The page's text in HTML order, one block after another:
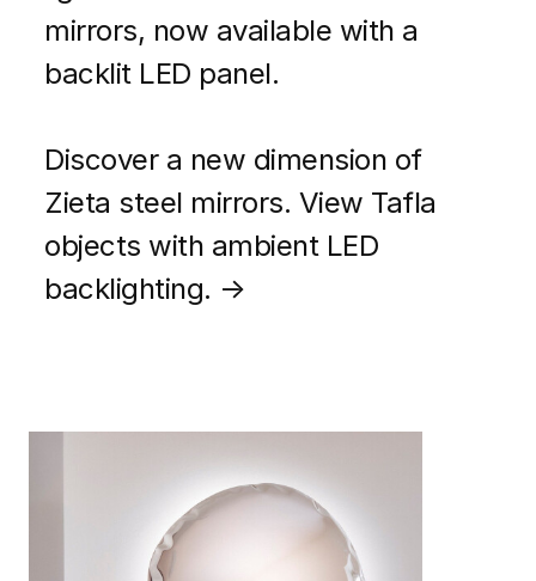
mirrors, now available with a
backlit LED panel.
Discover a new dimension of
Zieta steel mirrors. View Tafla
objects with ambient LED
backlighting. →